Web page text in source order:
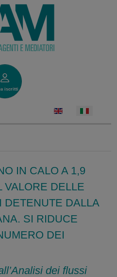
iscritti
IN CALO A 1,9
VALORE DELLE
DETENUTE DALLA
SI RIDUCE
DEI
dei flussi